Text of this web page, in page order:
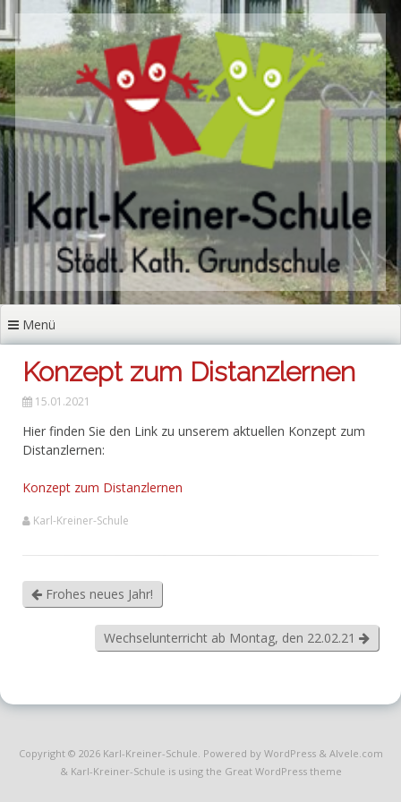
Inhalt
springen
Menü
Konzept zum Distanzlernen
15.01.2021
Hier finden Sie den Link zu unserem aktuellen Konzept zum
Distanzlernen:
Konzept zum Distanzlernen
Karl-Kreiner-Schule
Frohes neues Jahr!
Wechselunterricht ab Montag, den 22.02.21
Copyright © 2026 Karl-Kreiner-Schule. Powered by WordPress& Alvele.com
& Karl-Kreiner-Schule is using the Great WordPress theme